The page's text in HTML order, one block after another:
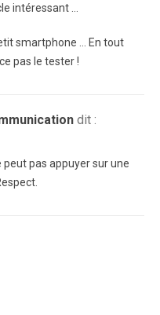
intéressant …
smartphone … En tout
pas le tester !
dit :
peut pas appuyer sur une